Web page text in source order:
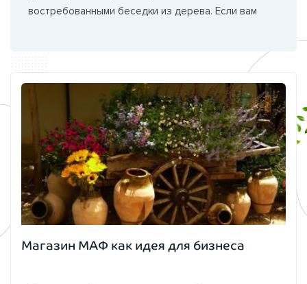
востребованными беседки из дерева. Если вам
востребованными будут беседки именно в вашем
регионе. Если вы все-таки решили превратить
изготовление беседок в бизнес, то самое время
начинать составление бизнес-плана. Беседка
бизнес-план Такой бизнес можно...
Магазин МАФ как идея для бизнеса